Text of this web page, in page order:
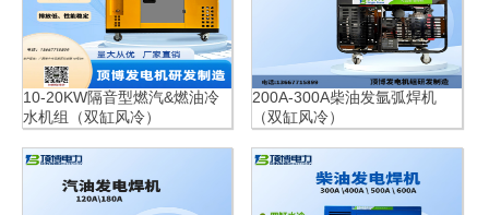
造:里卡多广西顶博发电
机组制造
制造 制造
济柴广西顶博发电机组
制造
移动汽车发电机组
集装箱发电机组
广西顶博发电机组制
造:双电源自动切换和遥
燃气发电机组 高压发电机组
西门子发电机
10-20KW隔音型燃汽&燃油冷
水机组（双缸风冷）
200A-300A柴油发氩弧焊机
（双缸风冷）